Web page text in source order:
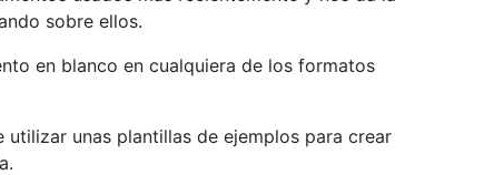
sobre ellos.
en blanco en cualquiera de los formatos
utilizar unas plantillas de ejemplos para crear